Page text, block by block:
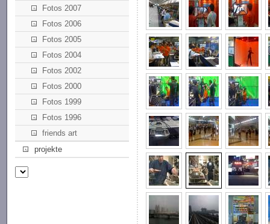
Fotos 2007
Fotos 2006
Fotos 2005
Fotos 2004
Fotos 2002
Fotos 2000
Fotos 1999
Fotos 1996
friends art
projekte